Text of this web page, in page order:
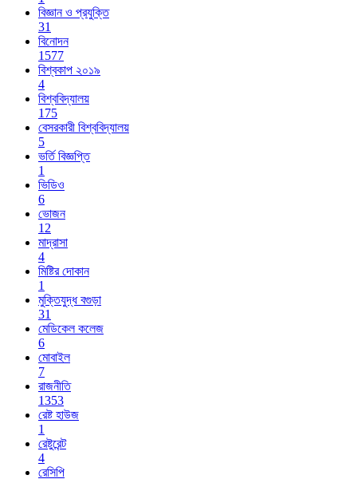
বিজ্ঞান ও প্রযুক্তি
31
বিনোদন
1577
বিশ্বকাপ ২০১৯
4
বিশ্ববিদ্যালয়
175
বেসরকারী বিশ্ববিদ্যালয়
5
ভর্তি বিজ্ঞপ্তি
1
ভিডিও
6
ভোজন
12
মাদ্রাসা
4
মিষ্টির দোকান
1
মুক্তিযুদ্ধ বগুড়া
31
মেডিকেল কলেজ
6
মোবাইল
7
রাজনীতি
1353
রেষ্ট হাউজ
1
রেষ্টুরেন্ট
4
রেসিপি